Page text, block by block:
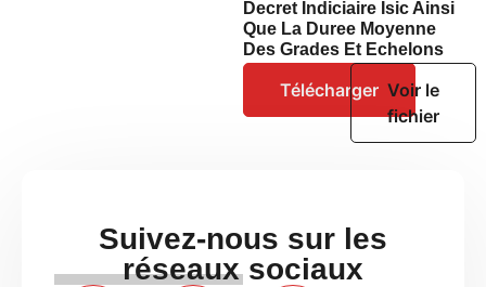
Decret Indiciaire Isic Ainsi
Que La Duree Moyenne
Des Grades Et Echelons
Télécharger Voir le
fichier
Suivez-nous sur les
réseaux sociaux